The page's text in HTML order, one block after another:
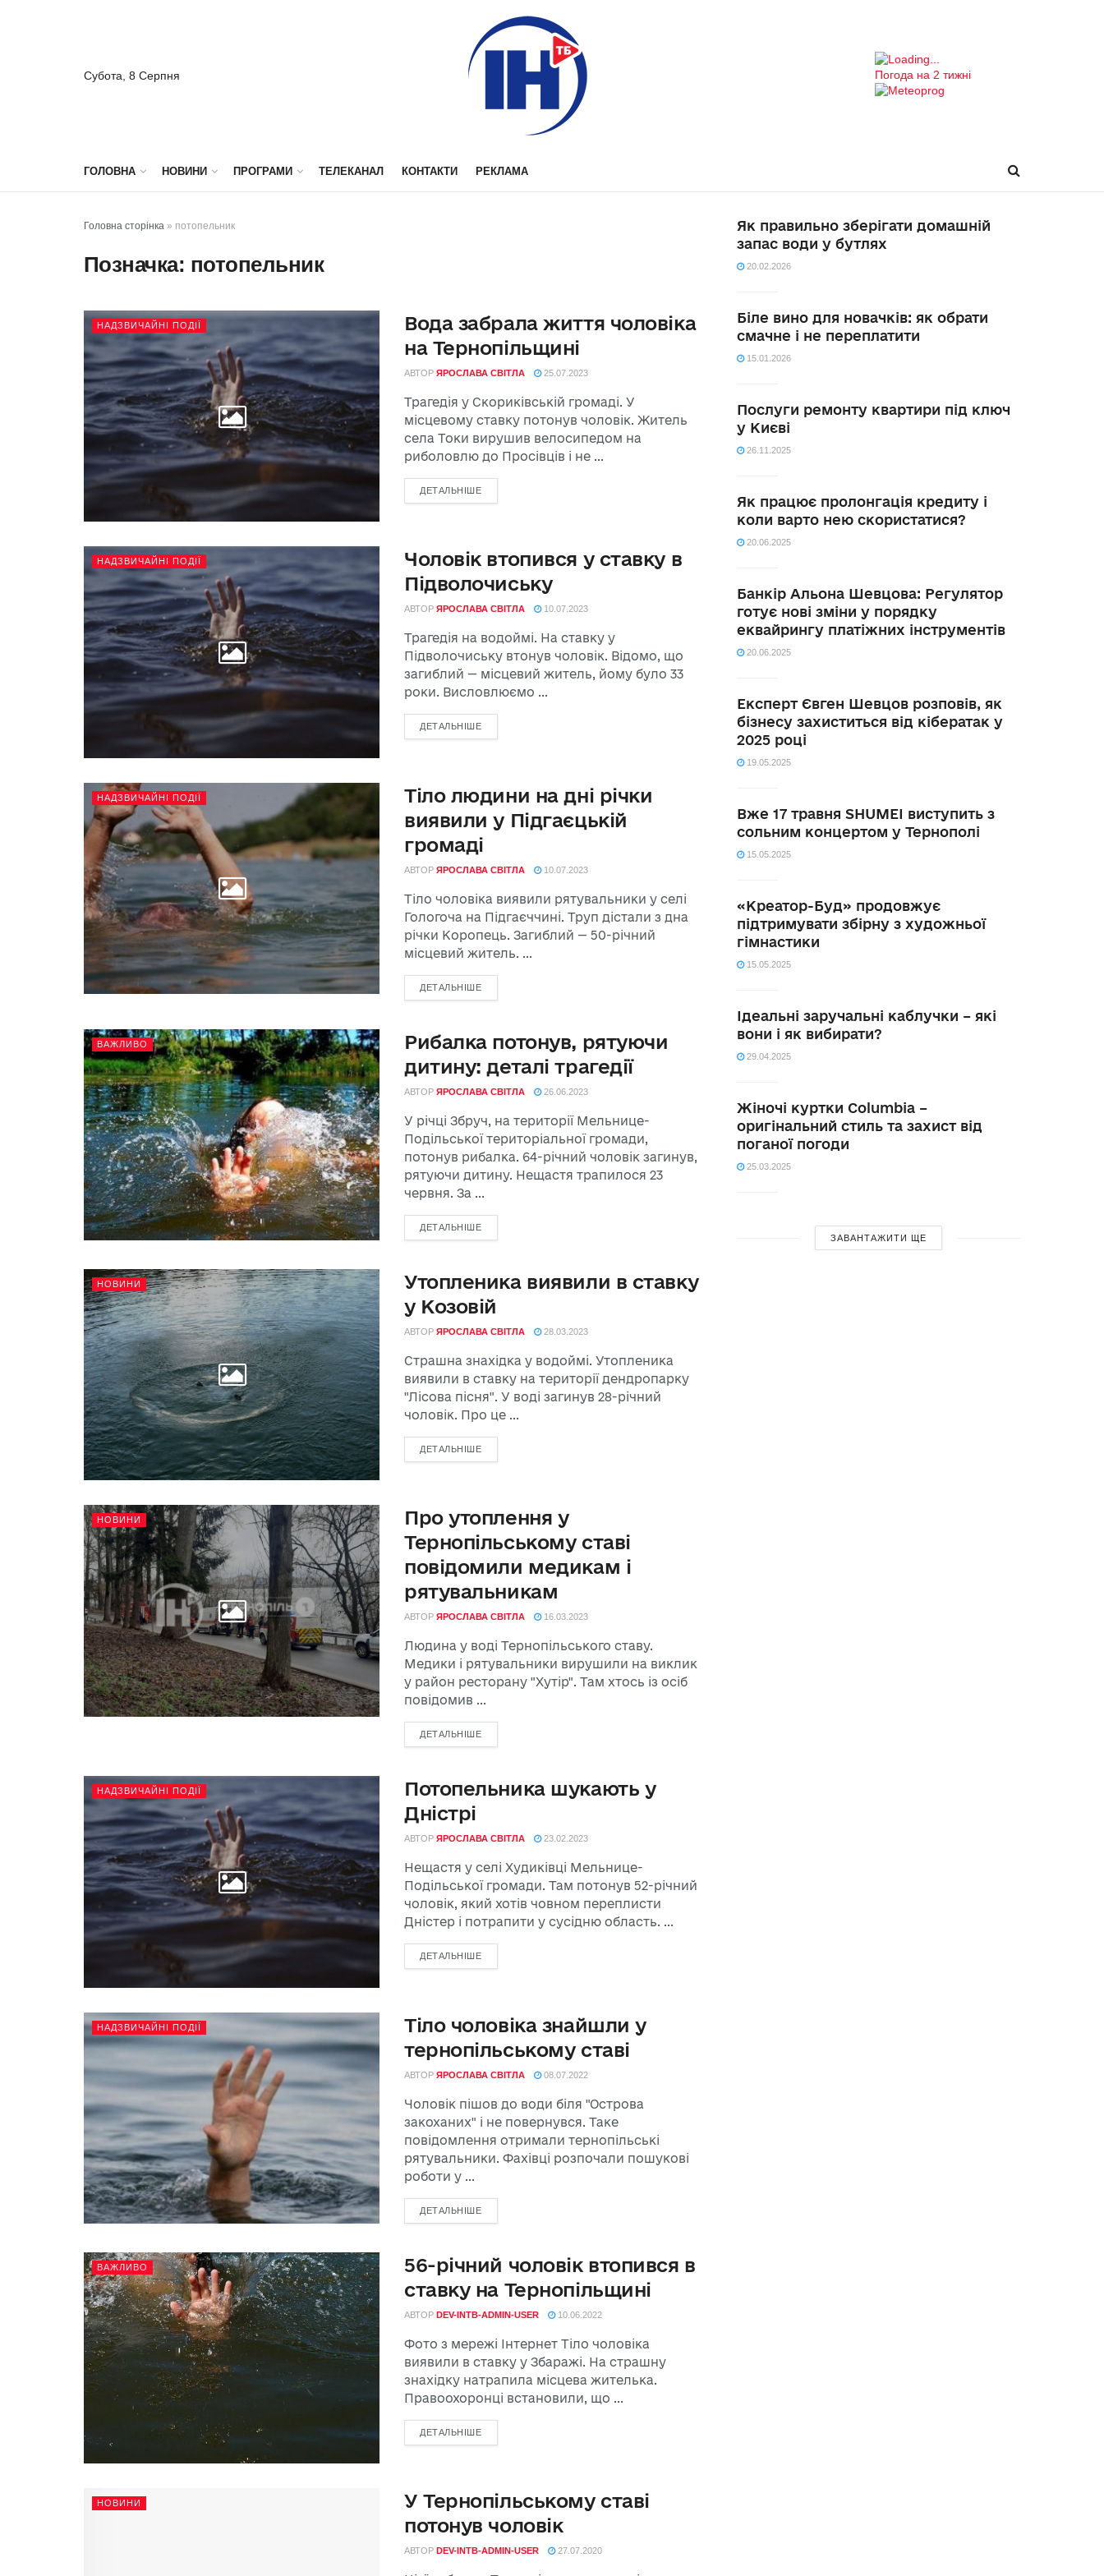
Субота, 8 Серпня Погода на 2 тижні
ГОЛОВНА НОВИНИ ПРОГРАМИ ТЕЛЕКАНАЛ КОНТАКТИ РЕКЛАМА
Головна сторінка » потопельник
Позначка: потопельник
НАДЗВИЧАЙНІ ПОДІЇ
Вода забрала життя чоловіка
на Тернопільщині
АВТОР ЯРОСЛАВА СВІТЛА 25.07.2023
Трагедія у Скориківській громаді. У
місцевому ставку потонув чоловік. Житель
села Токи вирушив велосипедом на
риболовлю до Просівців і не ...
ДЕТАЛЬНІШЕ
НАДЗВИЧАЙНІ ПОДІЇ
Чоловік втопився у ставку в
Підволочиську
АВТОР ЯРОСЛАВА СВІТЛА 10.07.2023
Трагедія на водоймі. На ставку у
Підволочиську втонув чоловік. Відомо, що
загиблий — місцевий житель, йому було 33
роки. Висловлюємо ...
ДЕТАЛЬНІШЕ
НАДЗВИЧАЙНІ ПОДІЇ
Тіло людини на дні річки
виявили у Підгаєцькій
громаді
АВТОР ЯРОСЛАВА СВІТЛА 10.07.2023
Тіло чоловіка виявили рятувальники у селі
Гологоча на Підгаєччині. Труп дістали з дна
річки Коропець. Загиблий — 50-річний
місцевий житель. ...
ДЕТАЛЬНІШЕ
ВАЖЛИВО
Рибалка потонув, рятуючи
дитину: деталі трагедії
АВТОР ЯРОСЛАВА СВІТЛА 26.06.2023
У річці Збруч, на території Мельнице-
Подільської територіальної громади,
потонув рибалка. 64-річний чоловік загинув,
рятуючи дитину. Нещастя трапилося 23
червня. За ...
ДЕТАЛЬНІШЕ
НОВИНИ
Утопленика виявили в ставку
у Козовій
АВТОР ЯРОСЛАВА СВІТЛА 28.03.2023
Страшна знахідка у водоймі. Утопленика
виявили в ставку на території дендропарку
"Лісова пісня". У воді загинув 28-річний
чоловік. Про це ...
ДЕТАЛЬНІШЕ
НОВИНИ
Про утоплення у
Тернопільському ставі
повідомили медикам і
рятувальникам
АВТОР ЯРОСЛАВА СВІТЛА 16.03.2023
Людина у воді Тернопільського ставу.
Медики і рятувальники вирушили на виклик
у район ресторану "Хутір". Там хтось із осіб
повідомив ...
ДЕТАЛЬНІШЕ
НАДЗВИЧАЙНІ ПОДІЇ
Потопельника шукають у
Дністрі
АВТОР ЯРОСЛАВА СВІТЛА 23.02.2023
Нещастя у селі Худиківці Мельнице-
Подільської громади. Там потонув 52-річний
чоловік, який хотів човном переплисти
Дністер і потрапити у сусідню область. ...
ДЕТАЛЬНІШЕ
НАДЗВИЧАЙНІ ПОДІЇ
Тіло чоловіка знайшли у
тернопільському ставі
АВТОР ЯРОСЛАВА СВІТЛА 08.07.2022
Чоловік пішов до води біля "Острова
закоханих" і не повернувся. Таке
повідомлення отримали тернопільські
рятувальники. Фахівці розпочали пошукові
роботи у ...
ДЕТАЛЬНІШЕ
ВАЖЛИВО
56-річний чоловік втопився в
ставку на Тернопільщині
АВТОР DEV-INTB-ADMIN-USER 10.06.2022
Фото з мережі Інтернет Тіло чоловіка
виявили в ставку у Збаражі. На страшну
знахідку натрапила місцева жителька.
Правоохоронці встановили, що ...
ДЕТАЛЬНІШЕ
НОВИНИ
У Тернопільському ставі
потонув чоловік
АВТОР DEV-INTB-ADMIN-USER 27.07.2020
Як правильно зберігати домашній
запас води у бутлях
20.02.2026
Біле вино для новачків: як обрати
смачне і не переплатити
15.01.2026
Послуги ремонту квартири під ключ
у Києві
26.11.2025
Як працює пролонгація кредиту і
коли варто нею скористатися?
20.06.2025
Банкір Альона Шевцова: Регулятор
готує нові зміни у порядку
еквайрингу платіжних інструментів
20.06.2025
Експерт Євген Шевцов розповів, як
бізнесу захиститься від кібератак у
2025 році
19.05.2025
Вже 17 травня SHUMEI виступить з
сольним концертом у Тернополі
15.05.2025
«Креатор-Буд» продовжує
підтримувати збірну з художньої
гімнастики
15.05.2025
Ідеальні заручальні каблучки – які
вони і як вибирати?
29.04.2025
Жіночі куртки Columbia –
оригінальний стиль та захист від
поганої погоди
25.03.2025
ЗАВАНТАЖИТИ ЩЕ